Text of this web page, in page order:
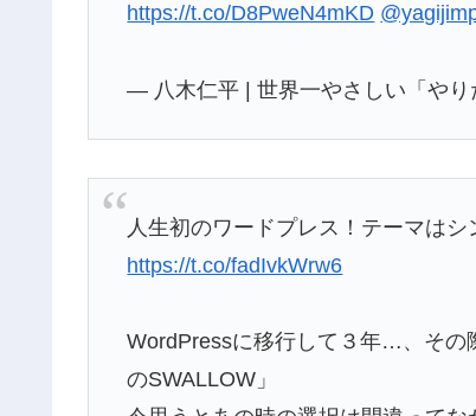
https://t.co/D8PweN4mKD
— 八木仁平 | 世界一やさしい「や
人生初のワードプレス！テーマは
https://t.co/fadIvkWrw6
WordPressに移行して３年…、その
のSWALLOW」